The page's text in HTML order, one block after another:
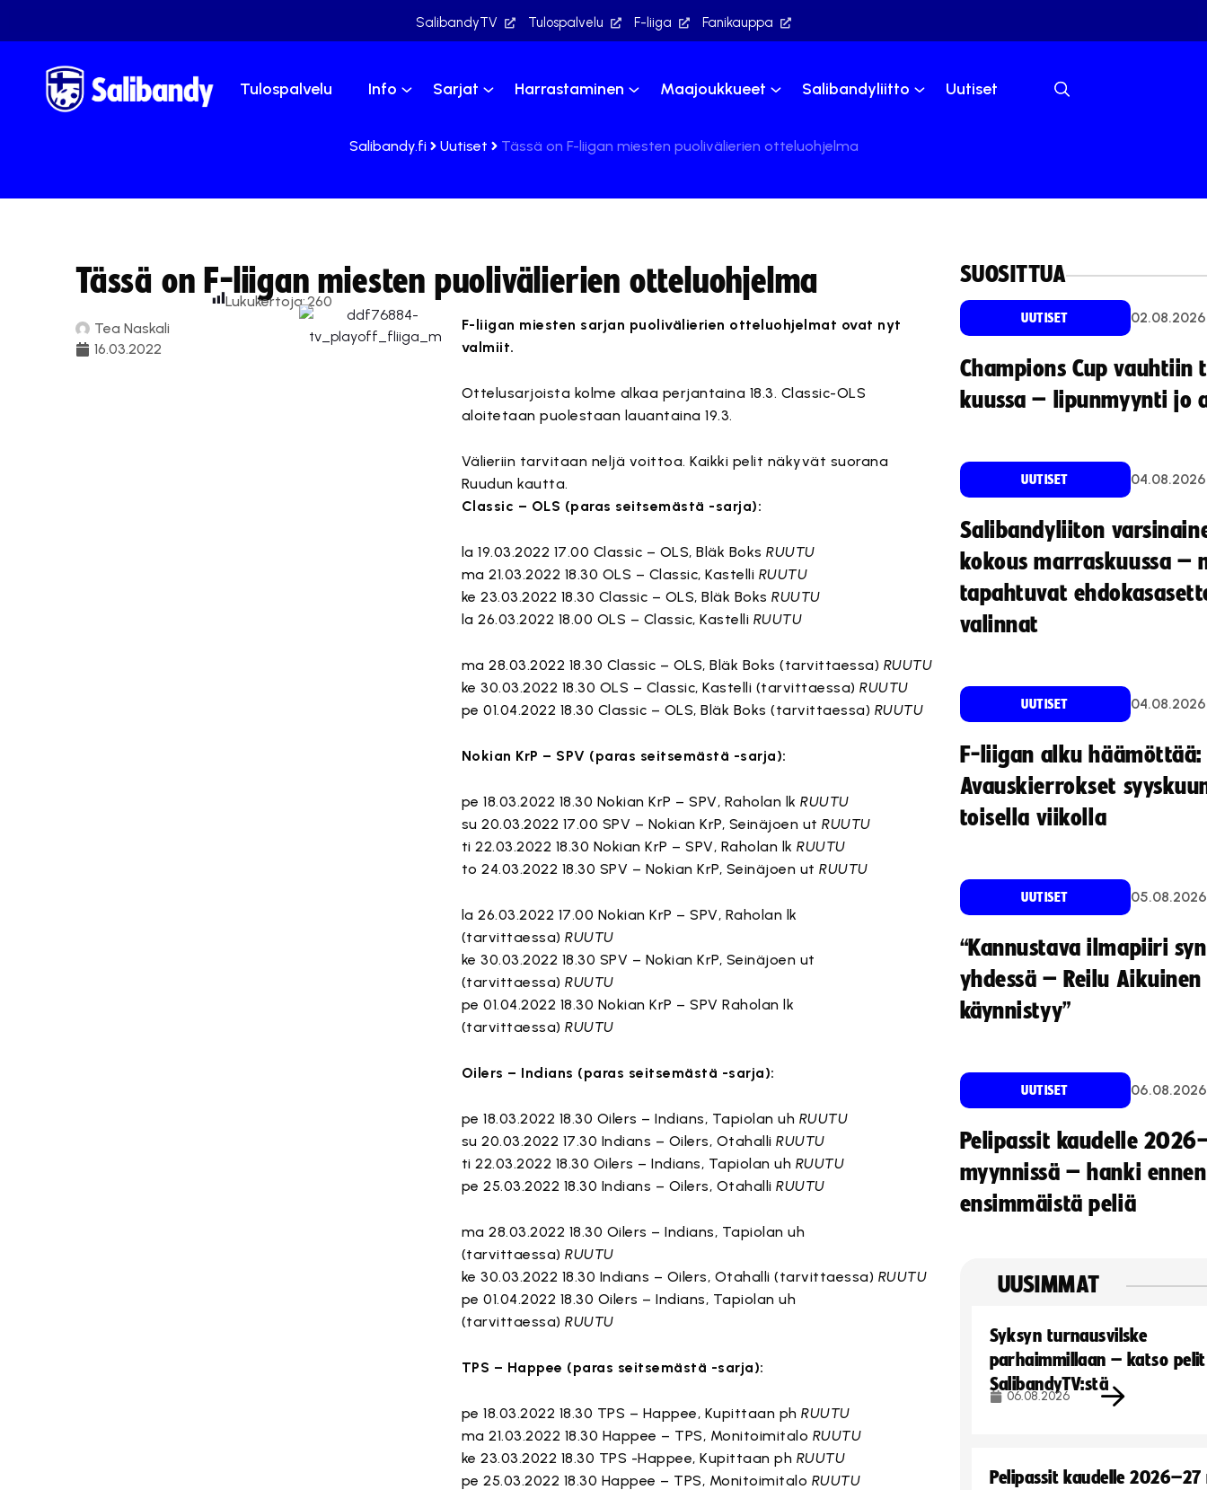
SalibandyTV Tulospalvelu F-liiga Fanikauppa
Tulospalvelu Info Sarjat Harrastaminen Maajoukkueet Salibandyliitto Uutiset
Salibandy.fi Uutiset Tässä on F-liigan miesten puolivälierien otteluohjelma
Tässä on F-liigan miesten puolivälierien otteluohjelma
Tea Naskali
16.03.2022
Lukukertoja:260
F-liigan miesten sarjan puolivälierien otteluohjelmat ovat nyt
valmiit.
Ottelusarjoista kolme alkaa perjantaina 18.3. Classic-OLS
aloitetaan puolestaan lauantaina 19.3.
Välieriin tarvitaan neljä voittoa. Kaikki pelit näkyvät suorana
Ruudun kautta.
Classic – OLS (paras seitsemästä -sarja):
la 19.03.2022 17.00 Classic – OLS, Bläk BoksRUUTU
ma 21.03.2022 18.30 OLS – Classic, Kastelli RUUTU
ke 23.03.2022 18.30 Classic – OLS, Bläk BoksRUUTU
la 26.03.2022 18.00 OLS – Classic, Kastelli RUUTU
ma 28.03.2022 18.30 Classic – OLS, Bläk Boks (tarvittaessa) RUUTU
ke 30.03.2022 18.30 OLS – Classic, Kastelli (tarvittaessa)RUUTU
pe 01.04.2022 18.30 Classic – OLS, Bläk Boks (tarvittaessa) RUUTU
Nokian KrP – SPV (paras seitsemästä -sarja):
pe 18.03.2022 18.30 Nokian KrP – SPV, Raholan lkRUUTU
su 20.03.2022 17.00 SPV – Nokian KrP, Seinäjoen utRUUTU
ti 22.03.2022 18.30 Nokian KrP – SPV, Raholan lkRUUTU
to 24.03.2022 18.30 SPV – Nokian KrP, Seinäjoen utRUUTU
la 26.03.2022 17.00 Nokian KrP – SPV, Raholan lk
(tarvittaessa)RUUTU
ke 30.03.2022 18.30 SPV – Nokian KrP, Seinäjoen ut
(tarvittaessa)RUUTU
pe 01.04.2022 18.30 Nokian KrP – SPV Raholan lk
(tarvittaessa)RUUTU
Oilers – Indians (paras seitsemästä -sarja):
pe 18.03.2022 18.30 Oilers – Indians, Tapiolan uh RUUTU
su 20.03.2022 17.30 Indians – Oilers, OtahalliRUUTU
ti 22.03.2022 18.30 Oilers – Indians, Tapiolan uh RUUTU
pe 25.03.2022 18.30 Indians – Oilers, OtahalliRUUTU
ma 28.03.2022 18.30 Oilers – Indians, Tapiolan uh
(tarvittaessa)RUUTU
ke 30.03.2022 18.30 Indians – Oilers, Otahalli (tarvittaessa) RUUTU
pe 01.04.2022 18.30 Oilers – Indians, Tapiolan uh
(tarvittaessa)RUUTU
TPS – Happee (paras seitsemästä -sarja):
pe 18.03.2022 18.30 TPS – Happee, Kupittaan phRUUTU
ma 21.03.2022 18.30 Happee – TPS, Monitoimitalo RUUTU
ke 23.03.2022 18.30 TPS -Happee, Kupittaan ph RUUTU
pe 25.03.2022 18.30 Happee – TPS, Monitoimitalo RUUTU
SUOSITTUA
UUTISET 02.08.2026
Champions Cup vauhtiin
kuussa – lipunmyynti jo
UUTISET 04.08.2026
Salibandyliiton
kokous marraskuussa –
tapahtuvat
valinnat
UUTISET 04.08.2026
F-liigan alku häämöttää:
Avauskierrokset
toisella viikolla
UUTISET 05.08.2026
“Kannustava ilmapiiri
yhdessä – Reilu
käynnistyy”
UUTISET 06.08.2026
Pelipassit kaudelle
myynnissä – hanki ennen
ensimmäistä peliä
UUSIMMAT
Syksyn turnausvilske
parhaimmillaan – katso pelit
SalibandyTV:stä
06.08.2026
Pelipassit kaudelle